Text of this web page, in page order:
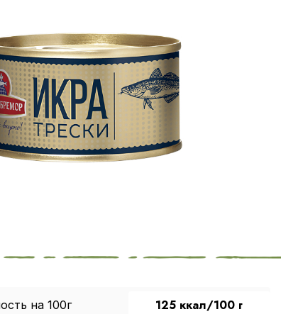
на 100г 125 ккал/100 г